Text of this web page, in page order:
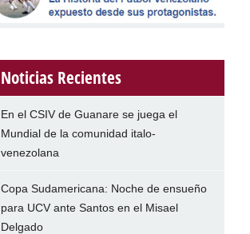
Noticias Recientes
En el CSIV de Guanare se juega el
Mundial de la comunidad italo-
venezolana
Copa Sudamericana: Noche de ensueño
para UCV ante Santos en el Misael
Delgado